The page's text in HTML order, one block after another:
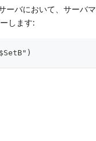
ーバにおいて、サーバ
します: